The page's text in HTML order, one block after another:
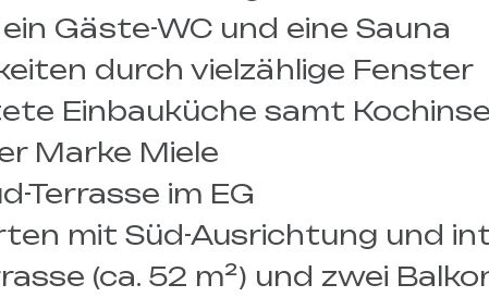
ein Gäste-WC und eine Sauna
durch vielzählige Fenster
Einbauküche samt
Marke Miele
Terrasse im EG
mit Süd-Ausrichtung und
(ca. 52 m²) und zwei